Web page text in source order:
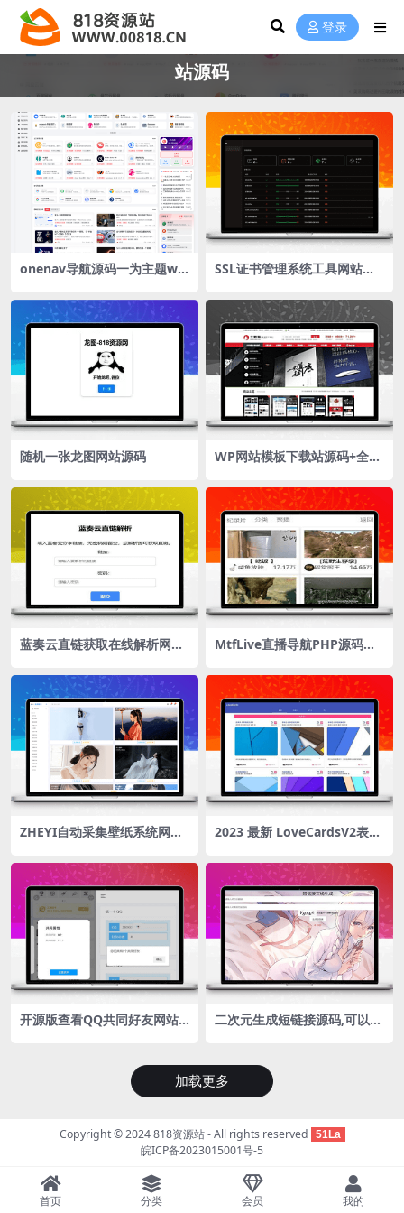
登录
站源码
onenav导航源码一为主题wo
站源码
SSL证书管理系统工具网站源
书，并在证书即将过期时自动
续期
随机一张龙图网站源码
WP网站模板下载站源码+全局
题猫模板
蓝奏云直链获取在线解析网站
接口
MtfLive直播导航PHP源码，
采集电视直播
ZHEYI自动采集壁纸系统网站
集
2023 最新 LoveCardsV2表白
开源版查看QQ共同好友网站
二次元生成短链接源码,可以把
加载更多
Copyright © 2024818资源站- All rights reserved 51La
皖ICP备2023015001号-5
首页 分类 会员 我的